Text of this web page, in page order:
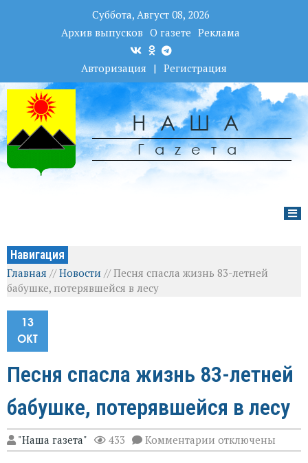
Суббота, Август 08, 2026
Архив выпусков О газете Реклама
Авторизация | Регистрация
НАША
Гаzета
Навигация
Главная //Новости //Песня спасла жизнь 83-летней
бабушке, потерявшейся в лесу
13
ОКТ
Песня спасла жизнь 83-летней
бабушке, потерявшейся в лесу
"Наша газета" 433 Комментарии к
записи
отключены